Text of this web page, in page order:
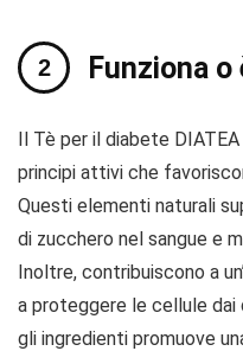
Funziona
Il Tè per il diabete
principi attivi che
Questi elementi naturali
di zucchero nel sangue e
Inoltre, contribuiscono a
a proteggere le cellule dai
gli ingredienti promuove